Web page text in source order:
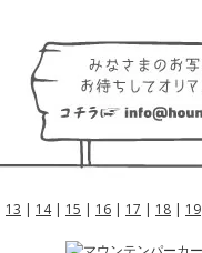
13 | 14| 15 | 16 | 17 | 18 | 19